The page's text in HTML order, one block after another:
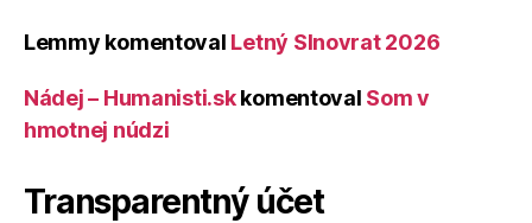
Lemmy komentoval Letný Slnovrat 2026
Nádej – Humanisti.skkomentoval Som v
hmotnej núdzi
Transparentný účet